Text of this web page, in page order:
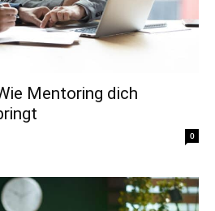
Mentoring dich
0